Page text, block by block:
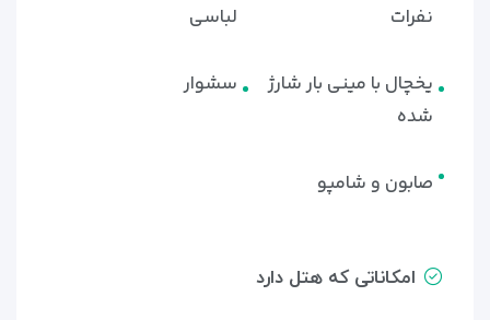
نفرات
لباسی
یخچال با مینی بار شارژ
شده
سشوار
صابون و شامپو
امکاناتی که هتل دارد